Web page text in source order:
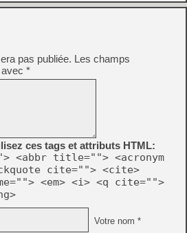
pas publiée. Les champs
*
ces tags et attributs HTML:
<abbr title=""> <acronym
cite=""> <cite>
<em> <i> <q cite="">
Votre nom *